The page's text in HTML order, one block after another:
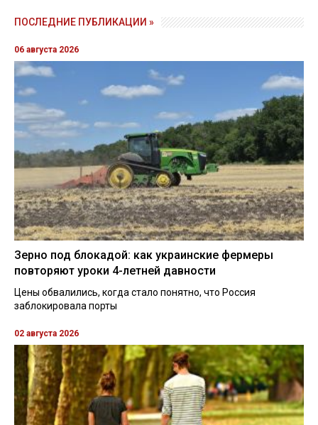
ПОСЛЕДНИЕ ПУБЛИКАЦИИ »
06 августа 2026
Зерно под блокадой: как украинские фермеры
повторяют уроки 4-летней давности
Цены обвалились, когда стало понятно, что Россия
заблокировала порты
02 августа 2026